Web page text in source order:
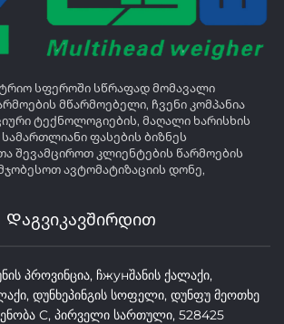
სფეროში სწრაფად მომავალი
მწარმოებელი, ჩვენი კომპანია
ტექნოლოგიების, მაღალი ხარისხის
ფასების ბიზნეს
შევამციროთ კლიენტების წარმოების
ავტომატიზაციის დონე,
Დაგვიკავშირდით
პროვინცია, ჩжунშანის ქალაქი,
დუნხეპინგის სოფელი, დუნფუ მეოთხე
C, პირველი სართული, 528425